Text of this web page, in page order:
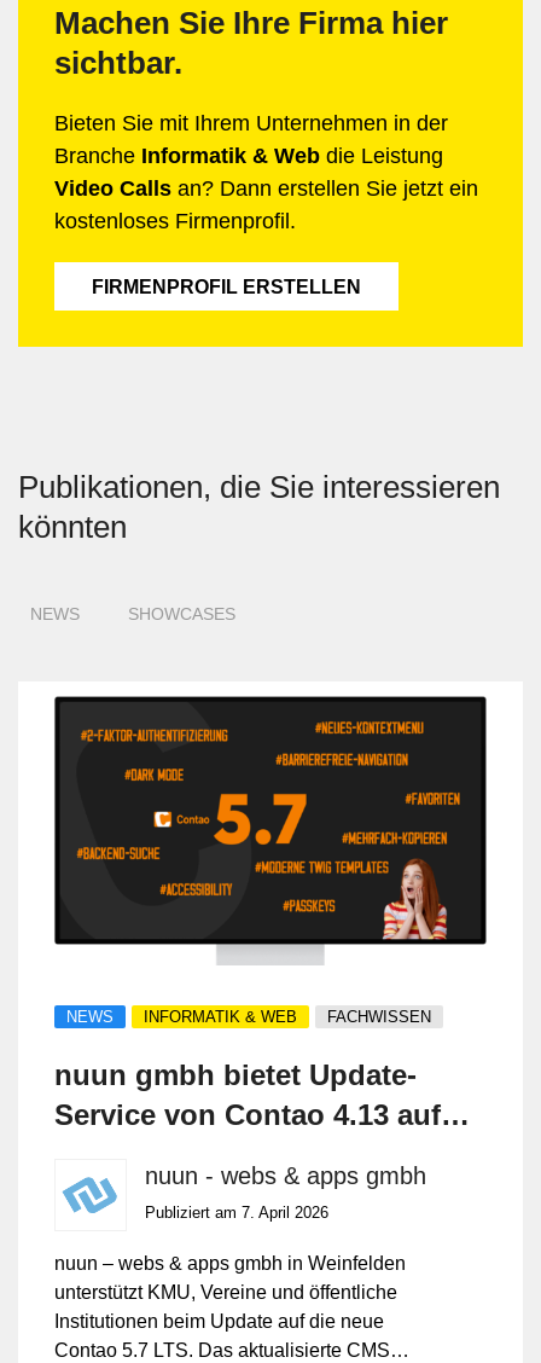
Machen Sie Ihre Firma hier
sichtbar.
Bieten Sie mit Ihrem Unternehmen in der
Branche Informatik & Web die Leistung
Video Calls an? Dann erstellen Sie jetzt ein
kostenloses Firmenprofil.
FIRMENPROFIL ERSTELLEN
Publikationen, die Sie interessieren
könnten
NEWS SHOWCASES
NEWS INFORMATIK & WEB FACHWISSEN
nuun gmbh bietet Update-
Service von Contao 4.13 auf
nuun - webs & apps gmbh
Publiziert am 7. April 2026
nuun – webs & apps gmbh in Weinfelden
unterstützt KMU, Vereine und öffentliche
Institutionen beim Update auf die neue
Contao 5.7 LTS. Das aktualisierte CMS